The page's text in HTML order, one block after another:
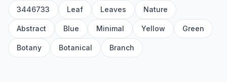
3446733 Leaf Leaves Nature
Abstract Blue Minimal Yellow Green
Botany Botanical Branch